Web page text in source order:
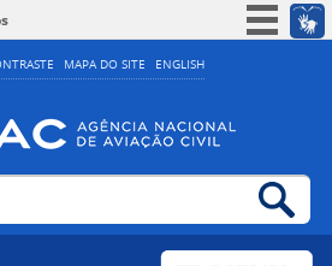
MAPA DO SITE ENGLISH
Simplifique!
Acesso à informação
Legislação